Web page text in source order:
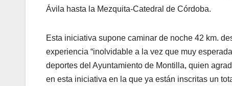
Ávila hasta la Mezquita-Catedral de Córdoba.
Esta iniciativa supone caminar de noche 42 km.
experiencia “inolvidable a la vez que muy
deportes del Ayuntamiento de Montilla, quien
en esta iniciativa en la que ya están inscritas un